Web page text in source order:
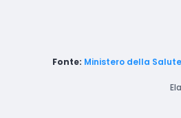
Fonte: Ministero della Salute